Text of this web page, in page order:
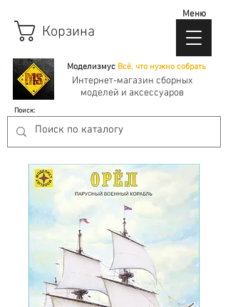
Моделизмус Всё, что нужно собрать
Корзина
Интернет-магазин сборных
моделей и аксессуаров
Поиск:
Меню